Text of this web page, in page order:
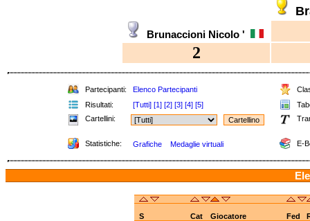
Brunaccioni Nicolo '
2
Partecipanti: Elenco Partecipanti
Risultati:
[Tutti] [1] [2] [3] [4] [5]
Cartellini:
Statistiche: Grafiche Medaglie virtuali E-
S Cat Giocatore Fed